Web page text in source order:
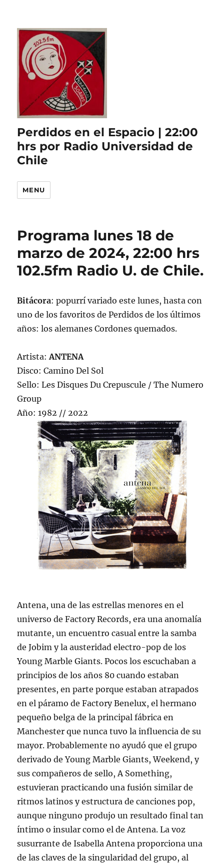
Perdidos en el Espacio | 22:00
hrs por Radio Universidad de
Chile
MENU
Programa lunes 18 de
marzo de 2024, 22:00 hrs
102.5fm Radio U. de Chile.
Bitácora: popurrí variado este lunes, hasta con
uno de los favoritos de Perdidos de los últimos
años: los alemanes Cordones quemados.
Artista:ANTENA
Disco: Camino Del Sol
Sello: Les Disques Du Crepuscule / The Numero
Group
Año: 1982 // 2022
Antena, una de las estrellas menores en el
universo de Factory Records, era una anomalía
mutante, un encuentro casual entre la samba
de Jobim y la austeridad electro-pop de los
Young Marble Giants. Pocos los escuchaban a
principios de los años 80 cuando estaban
presentes, en parte porque estaban atrapados
en el páramo de Factory Benelux, el hermano
pequeño belga de la principal fábrica en
Manchester que nunca tuvo la influencia de su
mayor. Probablemente no ayudó que el grupo
derivado de Young Marble Giants, Weekend, y
sus compañeros de sello, A Something,
estuvieran practicando una fusión similar de
ritmos latinos y estructura de canciones pop,
aunque ninguno produjo un resultado final tan
íntimo o insular como el de Antena. La voz
susurrante de Isabella Antena proporciona una
de las claves de la singularidad del grupo, al